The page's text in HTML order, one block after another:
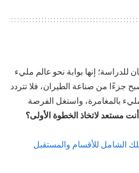
إنها بوابة نحو عالم مليء
جزءًا من صناعة الطيران، فلا تتردد
بالمغامرة، واستغل الفرصة
مستعد لاتخاذ الخطوة الأولى؟
الشامل للأقسام والمستقبل